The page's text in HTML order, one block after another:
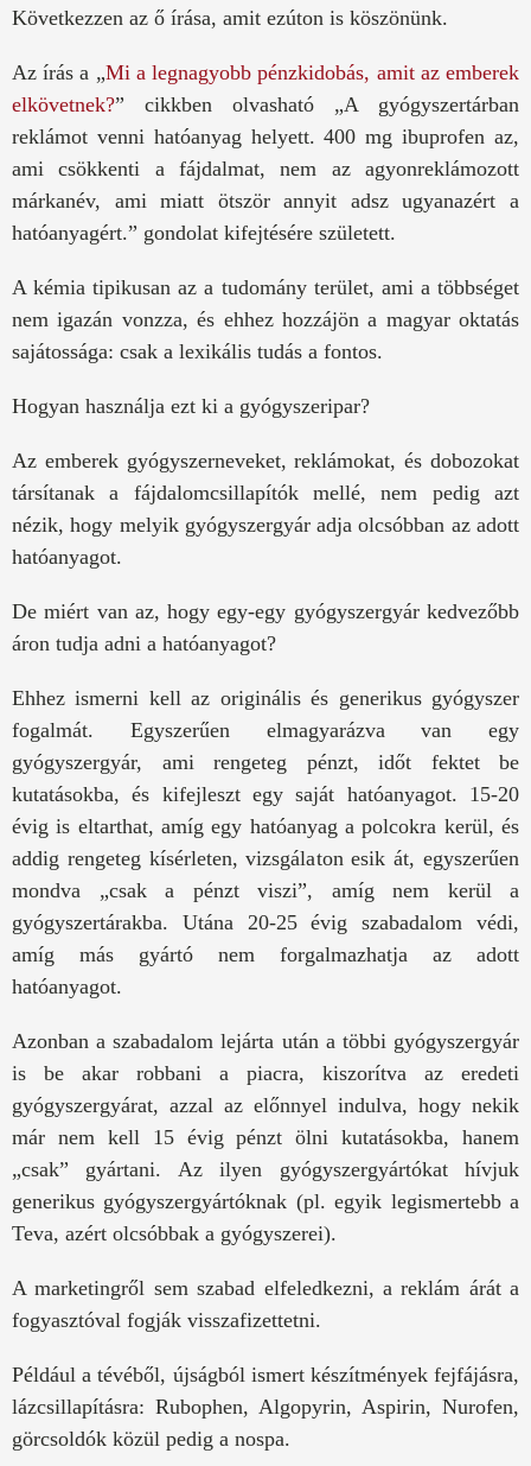
Következzen az ő írása, amit ezúton is köszönünk.
Az írás a „Mi a legnagyobb pénzkidobás, amit az emberek
elkövetnek?” cikkben olvasható „A gyógyszertárban
reklámot venni hatóanyag helyett. 400 mg ibuprofen az,
ami csökkenti a fájdalmat, nem az agyonreklámozott
márkanév, ami miatt ötször annyit adsz ugyanazért a
hatóanyagért.” gondolat kifejtésére született.
A kémia tipikusan az a tudomány terület, ami a többséget
nem igazán vonzza, és ehhez hozzájön a magyar oktatás
sajátossága: csak a lexikális tudás a fontos.
Hogyan használja ezt ki a gyógyszeripar?
Az emberek gyógyszerneveket, reklámokat, és dobozokat
társítanak a fájdalomcsillapítók mellé, nem pedig azt
nézik, hogy melyik gyógyszergyár adja olcsóbban az adott
hatóanyagot.
De miért van az, hogy egy-egy gyógyszergyár kedvezőbb
áron tudja adni a hatóanyagot?
Ehhez ismerni kell az originális és generikus gyógyszer
fogalmát. Egyszerűen elmagyarázva van egy
gyógyszergyár, ami rengeteg pénzt, időt fektet be
kutatásokba, és kifejleszt egy saját hatóanyagot. 15-20
évig is eltarthat, amíg egy hatóanyag a polcokra kerül, és
addig rengeteg kísérleten, vizsgálaton esik át, egyszerűen
mondva „csak a pénzt viszi”, amíg nem kerül a
gyógyszertárakba. Utána 20-25 évig szabadalom védi,
amíg más gyártó nem forgalmazhatja az adott
hatóanyagot.
Azonban a szabadalom lejárta után a többi gyógyszergyár
is be akar robbani a piacra, kiszorítva az eredeti
gyógyszergyárat, azzal az előnnyel indulva, hogy nekik
már nem kell 15 évig pénzt ölni kutatásokba, hanem
„csak” gyártani. Az ilyen gyógyszergyártókat hívjuk
generikus gyógyszergyártóknak (pl. egyik legismertebb a
Teva, azért olcsóbbak a gyógyszerei).
A marketingről sem szabad elfeledkezni, a reklám árát a
fogyasztóval fogják visszafizettetni.
Például a tévéből, újságból ismert készítmények fejfájásra,
lázcsillapításra: Rubophen, Algopyrin, Aspirin, Nurofen,
görcsoldók közül pedig a nospa.